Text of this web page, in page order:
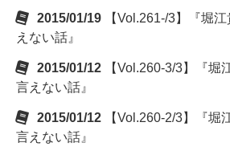
2015/01/19
【Vol.261-/3】『堀
えない話』
2015/01/12
【Vol.260-3/3】『堀
言えない話』
2015/01/12
【Vol.260-2/3】『堀
言えない話』